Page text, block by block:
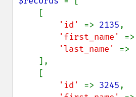
'id' => 2135,
'first_name' =>
'last_name' =>
'id' => 3245,